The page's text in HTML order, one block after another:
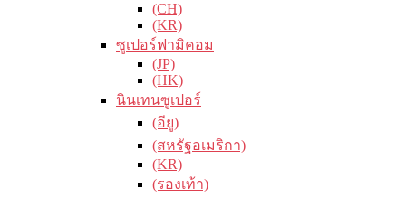
(CH)
(KR)
ซูเปอร์ฟามิคอม
(JP)
(HK)
นินเทนซูเปอร์
(อียู)
(สหรัฐอเมริกา)
(KR)
(รองเท้า)